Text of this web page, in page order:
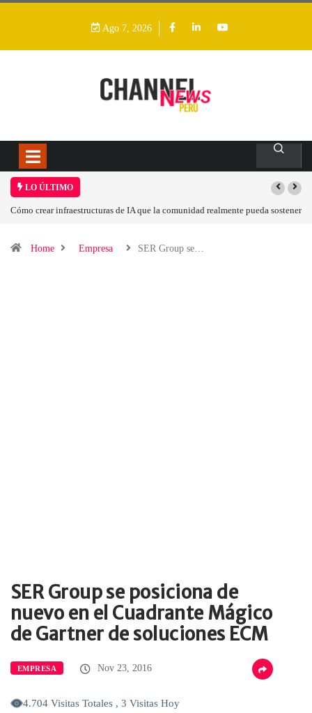
Ago 7, 2026
LO ÚLTIMO
comunidad realmente pueda sostenerLas tarjetas gráficas RDNA 5 ya están en
Home Empresa SER Group se…
SER Group se posiciona de
nuevo en el Cuadrante Mágico
de Gartner de soluciones ECM
EMPRESA Nov 23, 2016
4.704 Visitas Totales , 3 Visitas Hoy